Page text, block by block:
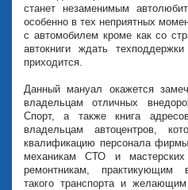
станет незаменимым
особенно в тех неприятных
с автомобилем кроме как со
автокниги ждать
приходится.
Данный мануал окажется
владельцам отличных
Спорт, а также книга
владельцам автоцентров,
квалификацию персонала
механикам СТО и
ремонтникам, практикующим
такого транспорта и